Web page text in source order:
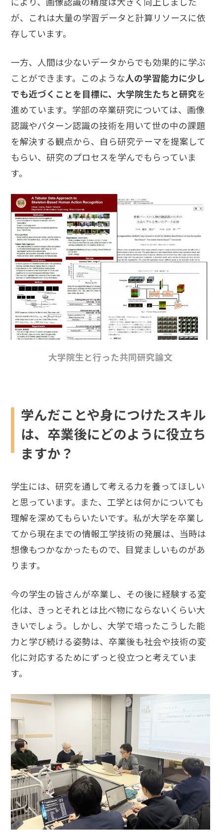
が、これは大量の学習データと計算リソースに依
存しています。
一方、人間は少ないデータからでも効果的に学ぶ
ことができます。このような人の学習能力に少し
でも近づくことを目標に、大学院生たちと研究を
進めています。学部の卒業研究については、画像
認識やパターン認識の技術を用いて世の中の課題
を解決する観点から、自ら研究テーマを提案して
もらい、研究のプロセスを学んでもらっていま
す。
大学院生と行った共同研究論文
学んだことや身につけたスキル
は、卒業後にどのように役立ち
ますか？
学生には、研究を通して考える力を養ってほしい
と思っています。また、工学とは何かについても
理解を深めてもらいたいです。私が大学を卒業し
てから現在までの情報工学技術の発展は、当時は
想像もつかなかったもので、目覚ましいものがあ
ります。
今の学生の皆さんが卒業し、その後に経験する変
化は、きっとそれとは比べ物にならないくらい大
きいでしょう。しかし、大学で培ったこうした能
力と学び続ける姿勢は、卒業後も社会や技術の変
化に対応するためにずっと役立つと考えていま
す。